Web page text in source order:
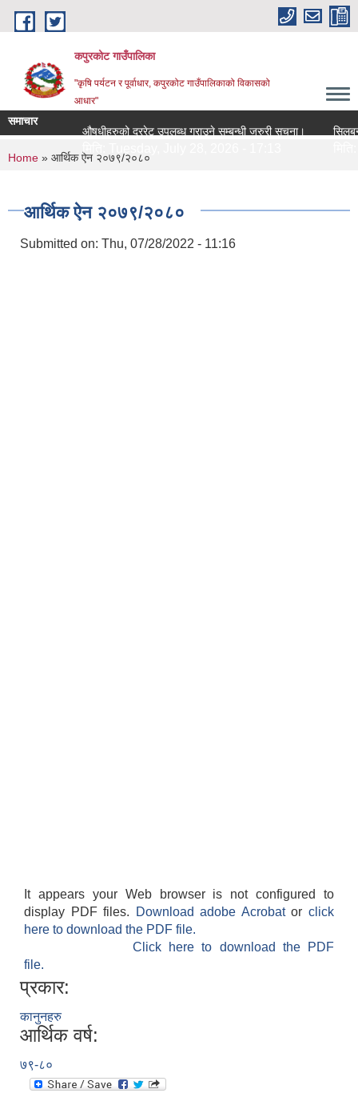
Skip to main content
कपुरकोट गाउँपालिका
"कृषि पर्यटन र पूर्वाधार, कपुरकोट गाउँपालिकाको विकासको
आधार"
समाचार
औषधीहरुको दररेट उपलब्ध गराउने सम्बन्धी जरुरी सूचना।
मिति:
सिलबन्धी
You are here
Home » आर्थिक ‍ऐन २०७९/२०८०
आर्थिक ‍ऐन २०७९/२०८०
Submitted on: Thu, 07/28/2022 - 11:16
It appears your Web browser is not configured to
display PDF files.
Download adobe Acrobatorclick
here to download the PDF file.
Click here to download the PDF
file.
प्रकार:
कानुनहरु
आर्थिक वर्ष:
७९-८०